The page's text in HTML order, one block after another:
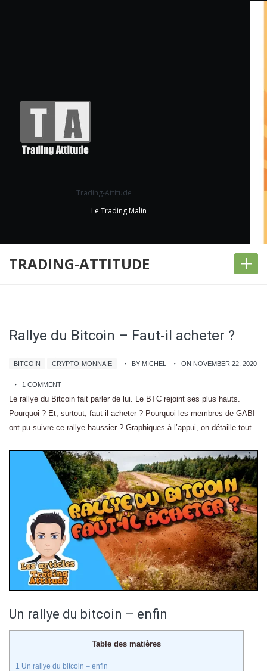
Trading-Attitude
Le Trading Malin
TRADING-ATTITUDE +
Rallye du Bitcoin – Faut-il acheter ?
BITCOIN CRYPTO-MONNAIE BY MICHEL ON NOVEMBER 22, 2020
1 COMMENT
Le rallye du Bitcoin fait parler de lui. Le BTC rejoint ses plus hauts.
Pourquoi ? Et, surtout, faut-il acheter ? Pourquoi les membres de GABI
ont pu suivre ce rallye haussier ? Graphiques à l’appui, on détaille tout.
Un rallye du bitcoin – enfin
Table des matières
1 Un rallye du bitcoin – enfin